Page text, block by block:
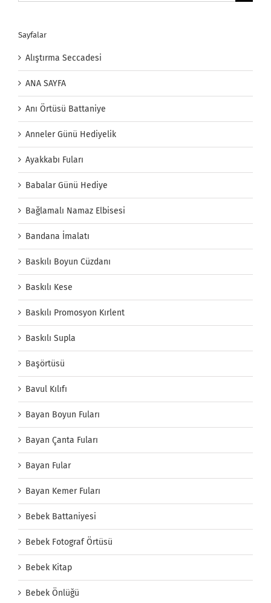
Sayfalar
Alıştırma Seccadesi
ANA SAYFA
Anı Örtüsü Battaniye
Anneler Günü Hediyelik
Ayakkabı Fuları
Babalar Günü Hediye
Bağlamalı Namaz Elbisesi
Bandana İmalatı
Baskılı Boyun Cüzdanı
Baskılı Kese
Baskılı Promosyon Kırlent
Baskılı Supla
Başörtüsü
Bavul Kılıfı
Bayan Boyun Fuları
Bayan Çanta Fuları
Bayan Fular
Bayan Kemer Fuları
Bebek Battaniyesi
Bebek Fotograf Örtüsü
Bebek Kitap
Bebek Önlüğü